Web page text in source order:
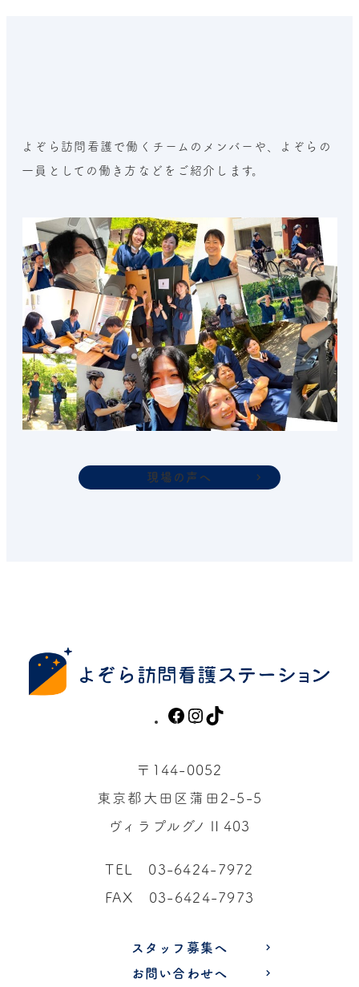
よぞら訪問看護で働くチームのメンバーや、よぞらの
一員としての働き方などをご紹介します。
現場の声へ
F
b
o
k
I
a
g
a
m
o
k
〒144-0052
東京都大田区蒲田2-5-5
ヴィラプルグノⅡ403
TEL 03-6424-7972
FAX 03-6424-7973
スタッフ募集へ
お問い合わせへ